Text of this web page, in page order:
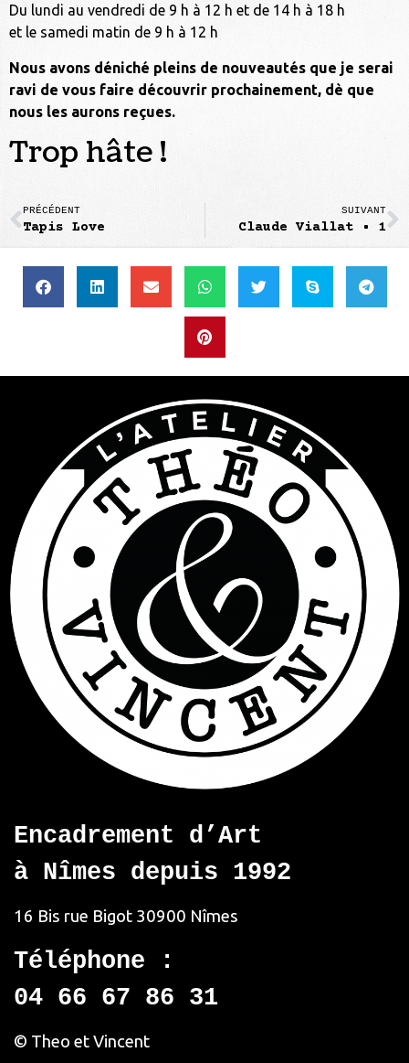
Du lundi au vendredi de 9 h à 12 h et de 14 h à 18 h
et le samedi matin de 9 h à 12 h
Nous avons déniché pleins de nouveautés que je serai
ravi de vous faire découvrir prochainement, dè que
nous les aurons reçues.
Trop hâte !
PRÉCÉDENT
Tapis Love
SUIVANT
Claude Viallat • 1
Encadrement d’Art
à Nîmes depuis 1992
16 Bis rue Bigot 30900 Nîmes
Téléphone :
04 66 67 86 31
© Theo et Vincent